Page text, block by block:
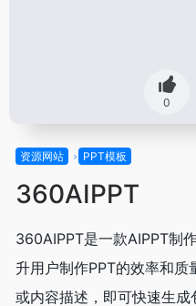
0
资源网站 PPT模板
360AIPPT
360AIPPT是一款AIPPT制
升用户制作PPT的效率和
或内容描述，即可快速生